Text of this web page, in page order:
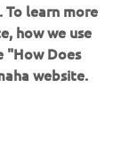
at the
To learn more
how we use
"How Does
website.